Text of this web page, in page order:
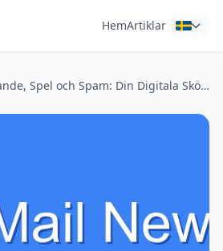
HemArtiklar
Strömmande, Spel och Spam: Din Digitala Sköld med Tillfällig E-post